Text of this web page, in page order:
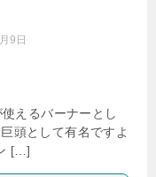
9日
えるバーナーとし
頭として有名ですよ
[…]